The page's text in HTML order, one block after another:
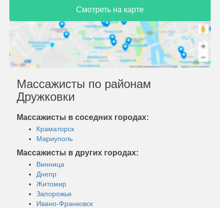
Смотреть на карте
Массажисты по районам
Дружковки
Массажисты в соседних городах:
Краматорск
Мариуполь
Массажисты в других городах:
Винница
Днепр
Житомир
Запорожье
Ивано-Франковск